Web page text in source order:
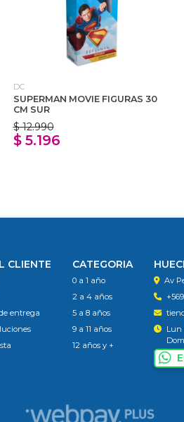
DC
SUPERMAN MOVIE FIGURAS 30
CM SUR
$ 12.990
$ 5.196
CLIENTE
entrega
CATEGORIA
0 a 1 año
2 a 4 años
5 a 8 años
9 a 11 años
12 años y +
Av
Lun